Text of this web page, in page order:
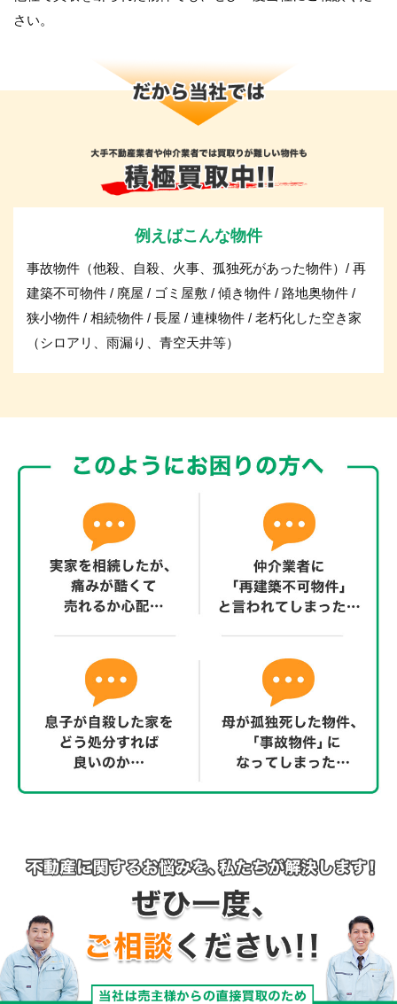
さい。
例えばこんな物件
事故物件（他殺、自殺、火事、孤独死があった物件）/ 再
建築不可物件 / 廃屋 / ゴミ屋敷 / 傾き物件 / 路地奥物件 /
狭小物件 / 相続物件 / 長屋 / 連棟物件 / 老朽化した空き家
（シロアリ、雨漏り、青空天井等）